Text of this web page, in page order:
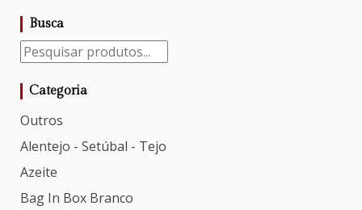
Busca
Categoria
Outros
Alentejo - Setúbal - Tejo
Azeite
Bag In Box Branco